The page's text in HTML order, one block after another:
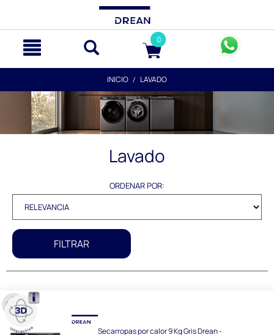
0
INICIO LAVADO
Lavado
ORDENAR POR:
FILTRAR
Secarropas por calor 9 Kg Gris Drean -